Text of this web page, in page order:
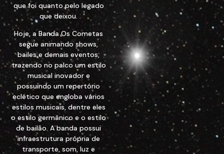
que foi quanto pelo legado
que deixou.
Hoje, a Banda Os Cometas
segue animando shows,
bailes e demais eventos,
trazendo no palco um estilo
musical inovador e
possuindo um repertório
eclético que engloba vários
estilos musicais, dentre eles
o estilo germânico e o estilo
de bailão. A banda possui
infraestrutura própria de
transporte, som, luz e